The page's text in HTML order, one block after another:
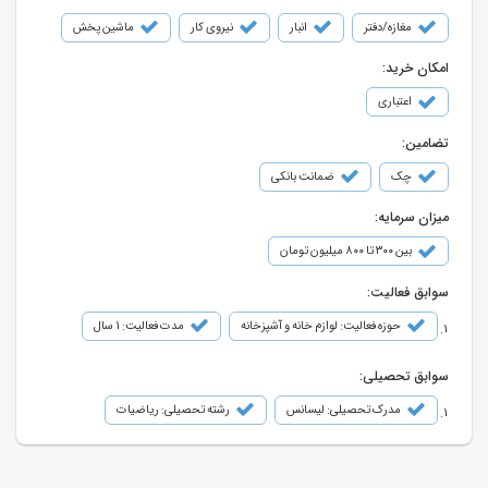
مغازه/دفتر انبار نیروی کار ماشین پخش
امکان خرید:
اعتباری
تضامین:
چک ضمانت بانکی
میزان سرمایه:
بین ۳۰۰ تا ۸۰۰ میلیون تومان
سوابق فعالیت:
حوزه فعالیت: لوازم خانه و آشپزخانه مدت فعالیت: 1 سال
سوابق تحصیلی:
مدرک تحصیلی: لیسانس رشته تحصیلی: ریاضیات